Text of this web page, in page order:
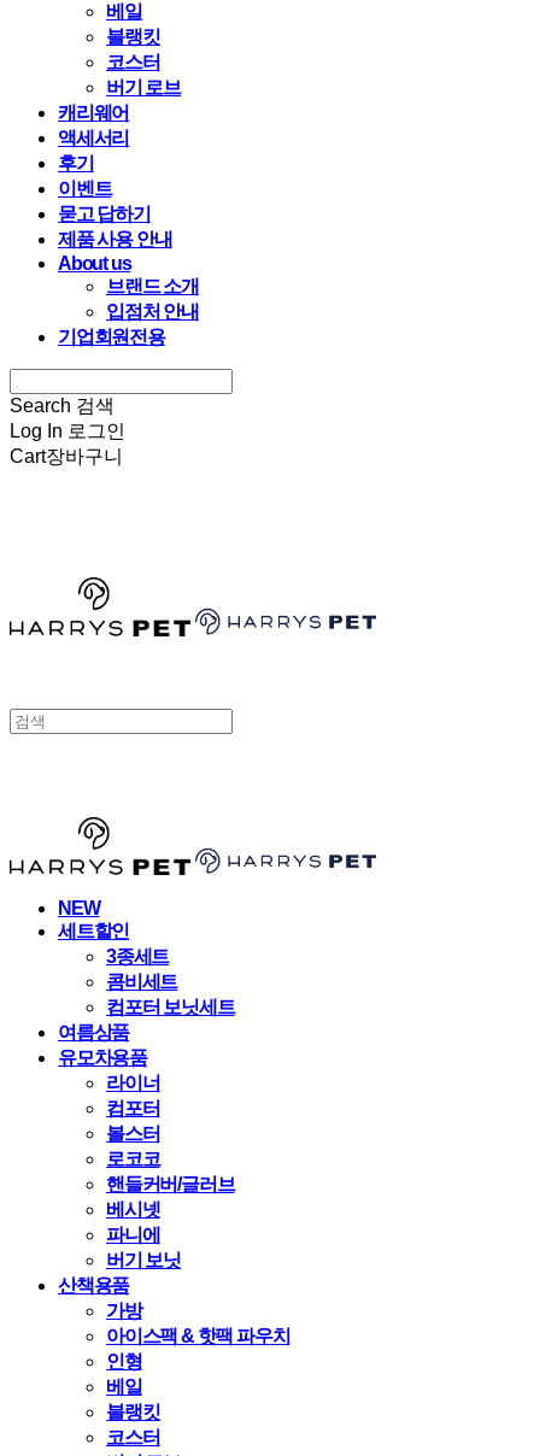
베일
블랭킷
코스터
버기 로브
캐리웨어
액세서리
후기
이벤트
묻고 답하기
제품 사용 안내
About us
브랜드 소개
입점처 안내
기업회원전용
Search 검색
Log In 로그인
Cart장바구니
NEW
세트할인
3종세트
콤비세트
컴포터 보닛세트
여름상품
유모차용품
라이너
컴포터
볼스터
로코코
핸들커버/글러브
베시넷
파니에
버기 보닛
산책용품
가방
아이스팩 & 핫팩 파우치
인형
베일
블랭킷
코스터